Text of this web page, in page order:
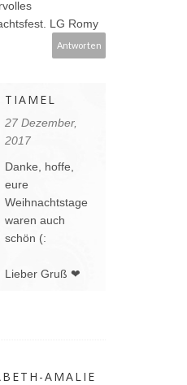
LG Romy
Antworten
TIAMEL
27 Dezember,
2017
Danke, hoffe,
eure
Weihnachtstage
waren auch
schön (:
Lieber Gruß ❤
AMALIE